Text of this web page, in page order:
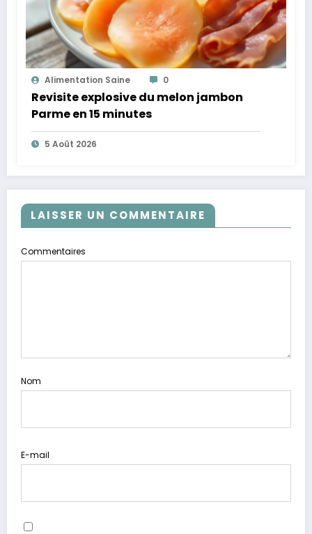
Alimentation Saine 0
Revisite explosive du melon jambon
Parme en 15 minutes
5 Août 2026
LAISSER UN COMMENTAIRE
Commentaires
Nom
E-mail